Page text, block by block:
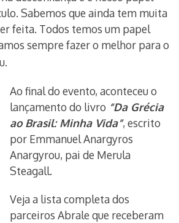
Sabemos que ainda tem muita
feita. Todos temos um papel
sempre fazer o melhor para o
Ao final do evento, aconteceu o
lançamento do livro “Da Grécia
ao Brasil: Minha Vida”, escrito
por Emmanuel Anargyros
Anargyrou, pai de Merula
Steagall.
Veja a lista completa dos
parceiros Abrale que receberam